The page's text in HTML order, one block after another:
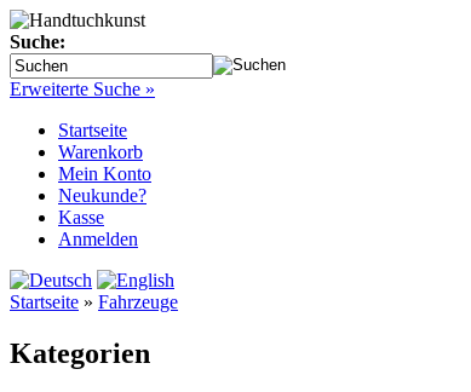
Suche:
Erweiterte Suche »
Startseite
Warenkorb
Mein Konto
Neukunde?
Kasse
Anmelden
Startseite » Fahrzeuge
Kategorien